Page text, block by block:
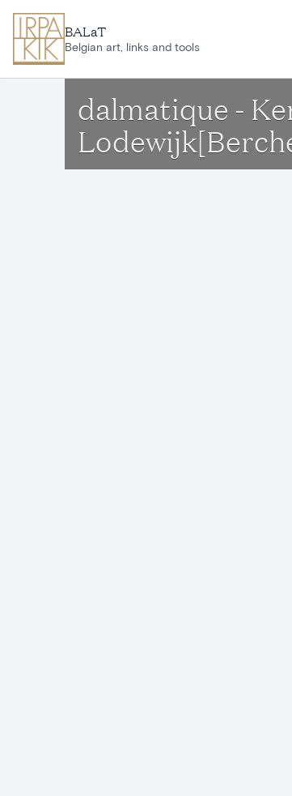
BALaT
Belgian art, links and tools
dalmatique -